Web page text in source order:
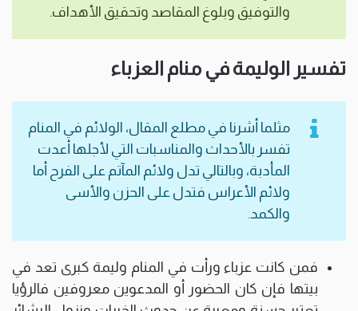
والتوفيق وبلوغ المقاصد وتحقيق الأهداف.
تفسير الوليمة في منام العزباء
مثلما أشرنا في مطلع المقال، الولائم في المنام
تفسر بالأحداث والمناسبات التي لأجلها أعدت
المأدبة، وبالتالي تدل ولائم المآتم على الفرح أما
ولائم الأعراس فتدل على الحزن والأسى
والكمد.
فمن كانت عزباء ورأت في المنام وليمة كبرى تعد في
بيتها فإن كان الحضور أو المدعوين معروفين فالرؤيا